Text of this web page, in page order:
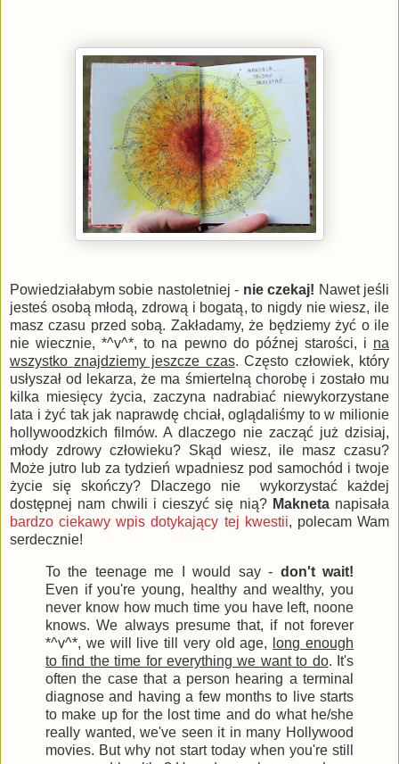
Powiedziałabym sobie nastoletniej - nie czekaj! Nawet jeśli
jesteś osobą młodą, zdrową i bogatą, to nigdy nie wiesz, ile
masz czasu przed sobą. Zakładamy, że będziemy żyć o ile
nie wiecznie, *^v^*, to na pewno do późnej starości, i na
wszystko znajdziemy jeszcze czas. Często człowiek, który
usłyszał od lekarza, że ma śmiertelną chorobę i zostało mu
kilka miesięcy życia, zaczyna nadrabiać niewykorzystane
lata i żyć tak jak naprawdę chciał, oglądaliśmy to w milionie
hollywoodzkich filmów. A dlaczego nie zacząć już dzisiaj,
młody zdrowy człowieku? Skąd wiesz, ile masz czasu?
Może jutro lub za tydzień wpadniesz pod samochód i twoje
życie się skończy? Dlaczego nie wykorzystać każdej
dostępnej nam chwili i cieszyć się nią? Maknetanapisała
bardzo ciekawy wpis dotykający tej kwestii, polecam Wam
serdecznie!
To the teenage me I would say - don't wait!
Even if you're young, healthy and wealthy, you
never know how much time you have left, noone
knows. We always presume that, if not forever
*^v^*, we will live till very old age,
long enough
to find the time for everything we want to do. It's
often the case that a person hearing a terminal
diagnose and having a few months to live starts
to make up for the lost time and do what he/she
really wanted, we've seen it in many Hollywood
movies. But why not start today when you're still